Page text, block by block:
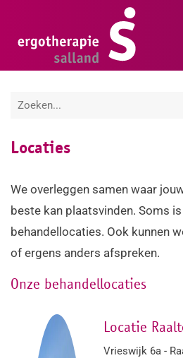
Locaties
We overleggen samen waar
beste kan plaatsvinden. Soms
behandellocaties. Ook kunnen
of ergens anders afspreken.
Onze behandellocaties
Locatie
Vrieswijk 6a -